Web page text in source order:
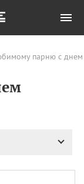
парню с днем
Все
у западных
и Давида